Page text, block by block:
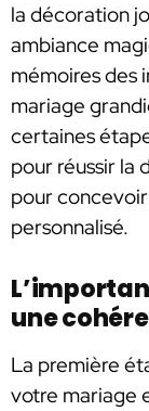
la décoration
ambiance
mémoires des
mariage
certaines
pour réussir la
pour
personnalisé.
une
La première
votre mariage